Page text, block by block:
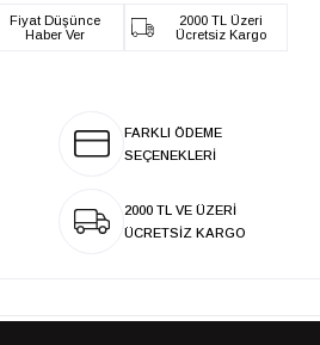
Fiyat Düşünce
Haber Ver
2000 TL Üzeri
Ücretsiz Kargo
FARKLI ÖDEME
SEÇENEKLERİ
2000 TL VE ÜZERİ
ÜCRETSİZ KARGO